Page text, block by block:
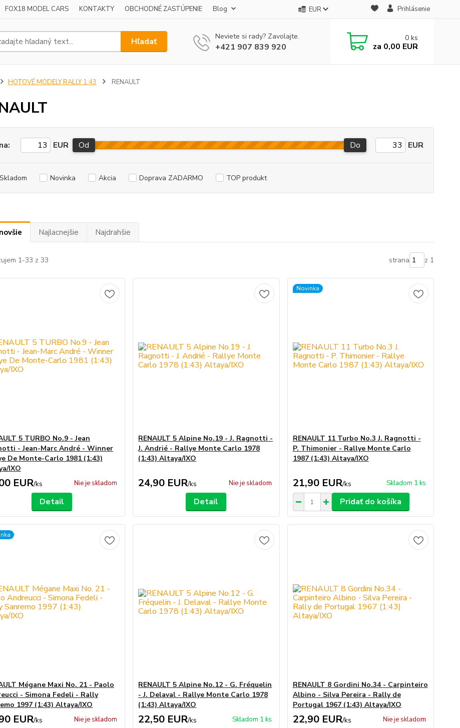
FOX18 MODEL CARS KONTAKTY OBCHODNÉ ZASTÚPENIE Blog EUR Prihlásenie
Hľadať Neviete si rady? Zavolajte.
+421 907 839 920
0 ks
za 0,00 EUR
HOTOVÉ MODELY RALLY 1:43 RENAULT
EUR Od Do EUR
Skladom Novinka Akcia Doprava ZADARMO TOP produkt
Najlacnejšie Najdrahšie
1-33 z 33 strana z 1
5 TURBO No.9 - Jean
- Jean-Marc André - Winner
De Monte-Carlo 1981 (1:43)
IXO
EUR/ks Nie je skladom
Detail
RENAULT 5 Alpine No.19 - J. Ragnotti -
J. Andrié - Rallye Monte Carlo 1978
(1:43) Altaya/IXO
24,90 EUR/ks Nie je skladom
Detail
Novinka
RENAULT 11 Turbo No.3 J. Ragnotti -
P. Thimonier - Rallye Monte Carlo
1987 (1:43) Altaya/IXO
21,90 EUR/ks Skladom 1 ks
Pridať do košíka
Mégane Maxi No. 21 - Paolo
- Simona Fedeli - Rally
1997 (1:43) Altaya/IXO
EUR/ks Nie je skladom
RENAULT 5 Alpine No.12 - G. Fréquelin
- J. Delaval - Rallye Monte Carlo 1978
(1:43) Altaya/IXO
22,50 EUR/ks Skladom 1 ks
RENAULT 8 Gordini No.34 - Carpinteiro
Albino - Silva Pereira - Rally de
Portugal 1967 (1:43) Altaya/IXO
22,90 EUR/ks Nie je skladom